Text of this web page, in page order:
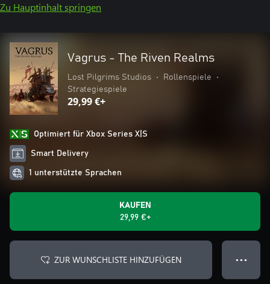
Zu Hauptinhalt springen
Vagrus - The Riven Realms
Lost Pilgrims Studios • Rollenspiele
•
Strategiespiele
29,99 €+
Optimiert für Xbox Series X|S
Smart Delivery
1 unterstützte Sprachen
KAUFEN
29,99 €+
ZUR WUNSCHLISTE HINZUFÜGEN ● ● ●